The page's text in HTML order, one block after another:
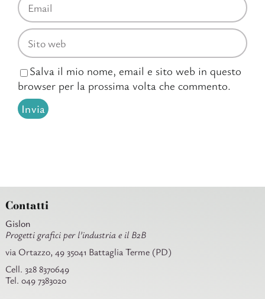
Salva il mio nome, email e sito web in questo
browser per la prossima volta che commento.
Contatti
Gislon
Progetti grafici per l’industria e il B2B
via Ortazzo, 49 35041 Battaglia Terme (PD)
Cell. 328 8370649
Tel. 049 7383020